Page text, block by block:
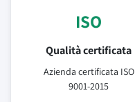
ISO
Qualità certificata
Azienda certificata ISO
9001-2015